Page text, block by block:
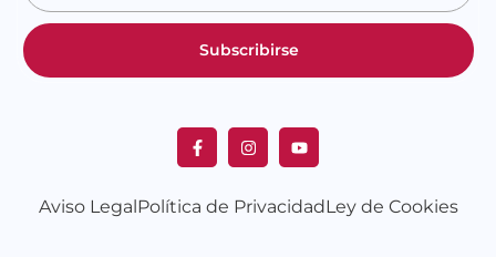
Subscribirse
Aviso Legal Política de PrivacidadLey de Cookies